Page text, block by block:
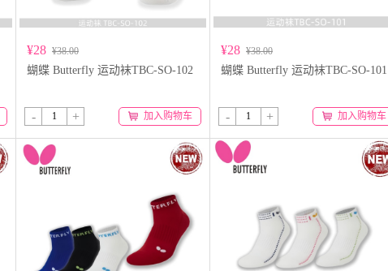
¥28 ¥38.00
蝴蝶 Butterfly 运动袜TBC-SO-102
- + 加入购物车
¥28 ¥38.00
蝴蝶 Butterfly 运动袜TBC-SO-101
- + 加入购物车